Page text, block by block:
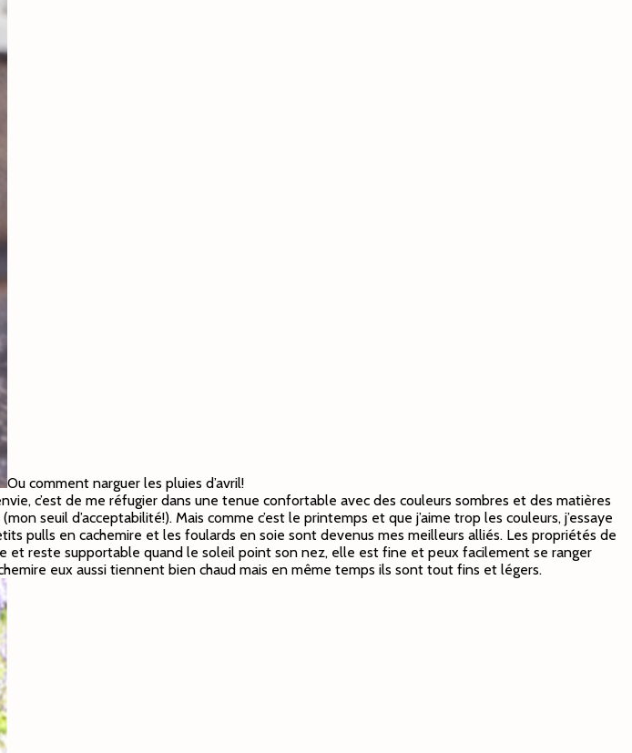
Ou comment narguer les pluies d’avril!
c’est de me réfugier dans une tenue confortable avec des couleurs sombres et des matières
seuil d’acceptabilité!). Mais comme c’est le printemps et que j’aime trop les couleurs, j’essaye
pulls en cachemire et les foulards en soie sont devenus mes meilleurs alliés. Les propriétés de
et reste supportable quand le soleil point son nez, elle est fine et peux facilement se ranger
eux aussi tiennent bien chaud mais en même temps ils sont tout fins et légers.